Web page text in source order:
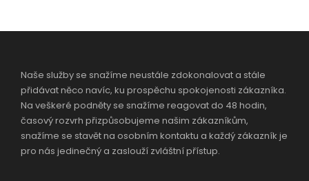
Naše služby se snažíme neustále zdokonalovat a stále
přidávat něco navíc, ku prospěchu spokojenosti zákazníka.
Na veškeré podněty se snažíme reagovat do 48 hodin,
časový rozvrh přizpůsobujeme našim zákazníkům,
snažíme se stavět na osobním kontaktu a každý zákazník je
pro nás jedinečný a zaslouží zvláštní přístup.